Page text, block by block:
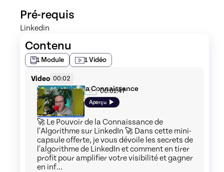
Pré-requis
Linkedin
Contenu
1 Module 1Vidéo
Video 00:02
Le Pouvoir de la Connaissance
00:01:47
Aperçu
🚀 Le Pouvoir de la Connaissance de
l'Algorithme sur LinkedIn 🚀 Dans cette mini-
capsule offerte, je vous dévoile les secrets de
l'algorithme de LinkedIn et comment en tirer
profit pour amplifier votre visibilité et gagner
en inf...